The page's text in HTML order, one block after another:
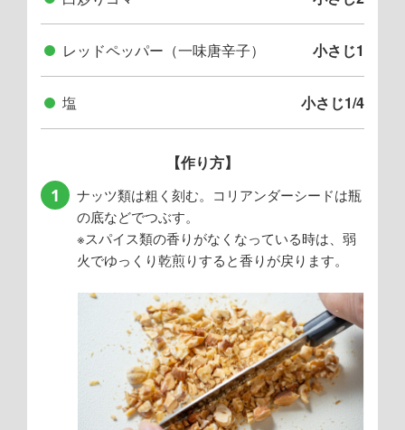
レッドペッパー（一味唐辛子） 小さじ1
塩 小さじ1/4
【作り方】
1
ナッツ類は粗く刻む。コリアンダーシードは瓶
の底などでつぶす。
※スパイス類の香りがなくなっている時は、弱
火でゆっくり乾煎りすると香りが戻ります。